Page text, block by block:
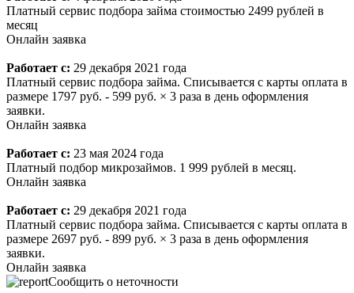
Платный сервис подбора займа стоимостью 2499 рублей в
месяц
Онлайн заявка
Работает с: 29 декабря 2021 года
Платный сервис подбора займа. Списывается с карты оплата в
размере 1797 руб. - 599 руб. × 3 раза в день оформления
заявки.
Онлайн заявка
Работает с: 23 мая 2024 года
Платный подбор микрозаймов. 1 999 рублей в месяц.
Онлайн заявка
Работает с: 29 декабря 2021 года
Платный сервис подбора займа. Списывается с карты оплата в
размере 2697 руб. - 899 руб. × 3 раза в день оформления
заявки.
Онлайн заявка
Сообщить о неточности